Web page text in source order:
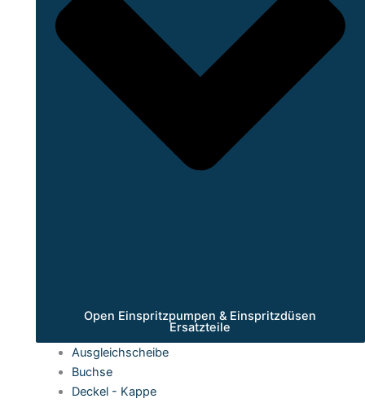
Open Einspritzpumpen & Einspritzdüsen
Ersatzteile
Ausgleichscheibe
Buchse
Deckel - Kappe